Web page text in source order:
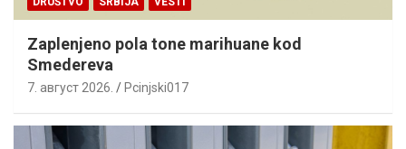
Zaplenjeno pola tone marihuane kod
Smedereva
7. август 2026. Pcinjski017